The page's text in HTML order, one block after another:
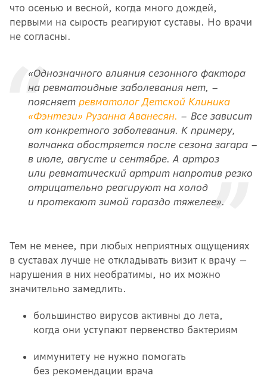
что осенью и весной, когда много дождей,
первыми на сырость реагируют суставы. Но врачи
не согласны.
«Однозначного влияния сезонного фактора
на ревматоидные заболевания нет, –
поясняет ревматолог Детской Клиника
«Фэнтези» Рузанна Аванесян. – Все зависит
от конкретного заболевания. К примеру,
волчанка обостряется после сезона загара –
в июле, августе и сентябре. А артроз
или ревматический артрит напротив резко
отрицательно реагируют на холод
и протекают зимой гораздо тяжелее».
Тем не менее, при любых неприятных ощущениях
в суставах лучше не откладывать визит к врачу —
нарушения в них необратимы, но их можно
значительно замедлить.
большинство вирусов активны до лета,
когда они уступают первенство бактериям
иммунитету не нужно помогать
без рекомендации врача